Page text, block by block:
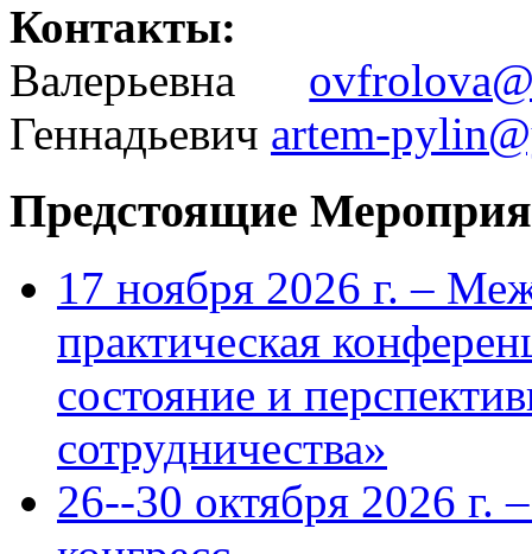
Валерьевна
Геннадьевич artem-
Предстоящие
17 ноября 2026 г. –
практическая
состояние и
сотрудничества»
26--30 октября 2026 г.